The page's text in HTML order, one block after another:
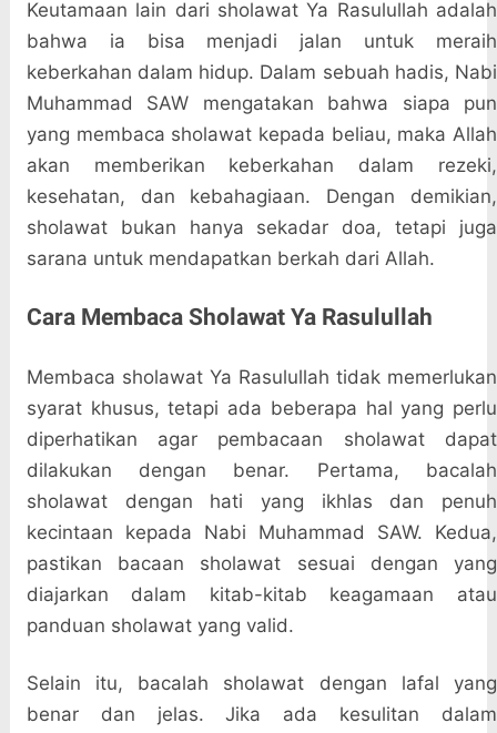
Keutamaan lain dari sholawat Ya Rasulullah adalah
bahwa ia bisa menjadi jalan untuk meraih
keberkahan dalam hidup. Dalam sebuah hadis, Nabi
Muhammad SAW mengatakan bahwa siapa pun
yang membaca sholawat kepada beliau, maka Allah
akan memberikan keberkahan dalam rezeki,
kesehatan, dan kebahagiaan. Dengan demikian,
sholawat bukan hanya sekadar doa, tetapi juga
sarana untuk mendapatkan berkah dari Allah.
Cara Membaca Sholawat Ya Rasulullah
Membaca sholawat Ya Rasulullah tidak memerlukan
syarat khusus, tetapi ada beberapa hal yang perlu
diperhatikan agar pembacaan sholawat dapat
dilakukan dengan benar. Pertama, bacalah
sholawat dengan hati yang ikhlas dan penuh
kecintaan kepada Nabi Muhammad SAW. Kedua,
pastikan bacaan sholawat sesuai dengan yang
diajarkan dalam kitab-kitab keagamaan atau
panduan sholawat yang valid.
Selain itu, bacalah sholawat dengan lafal yang
benar dan jelas. Jika ada kesulitan dalam